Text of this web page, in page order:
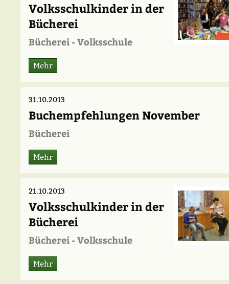
Volksschulkinder in der
Bücherei
Bücherei - Volksschule
Mehr
31.10.2013
Buchempfehlungen November
Bücherei
Mehr
21.10.2013
Volksschulkinder in der
Bücherei
Bücherei - Volksschule
Mehr